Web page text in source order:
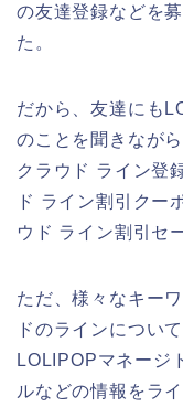
の友達登録などを
た。
だから、友達にも
のことを聞きなが
クラウド ライン登
ド ライン割引クー
ウド ライン割引セ
ただ、様々なキー
ドのラインについ
LOLIPOPマネージ
ルなどの情報をラ